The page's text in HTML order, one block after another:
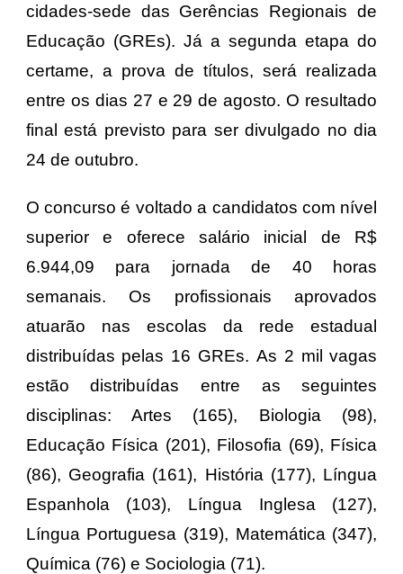
cidades-sede das Gerências Regionais de
Educação (GREs). Já a segunda etapa do
certame, a prova de títulos, será realizada
entre os dias 27 e 29 de agosto. O resultado
final está previsto para ser divulgado no dia
24 de outubro.
O concurso é voltado a candidatos com nível
superior e oferece salário inicial de R$
6.944,09 para jornada de 40 horas
semanais. Os profissionais aprovados
atuarão nas escolas da rede estadual
distribuídas pelas 16 GREs. As 2 mil vagas
estão distribuídas entre as seguintes
disciplinas: Artes (165), Biologia (98),
Educação Física (201), Filosofia (69), Física
(86), Geografia (161), História (177), Língua
Espanhola (103), Língua Inglesa (127),
Língua Portuguesa (319), Matemática (347),
Química (76) e Sociologia (71).